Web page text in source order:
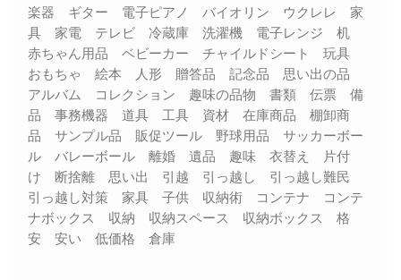
楽器 ギター 電子ピアノ バイオリン ウクレレ 家
具 家電 テレビ 冷蔵庫 洗濯機 電子レンジ 机
赤ちゃん用品 ベビーカー チャイルドシート 玩具
おもちゃ 絵本 人形 贈答品 記念品 思い出の品
アルバム コレクション 趣味の品物 書類 伝票 備
品 事務機器 道具 工具 資材 在庫商品 棚卸商
品 サンプル品 販促ツール 野球用品 サッカーボー
ル バレーボール 離婚 遺品 趣味 衣替え 片付
け 断捨離 思い出 引越 引っ越し 引っ越し難民
引っ越し対策 家具 子供 収納術 コンテナ コンテ
ナボックス 収納 収納スペース 収納ボックス 格
安 安い 低価格 倉庫